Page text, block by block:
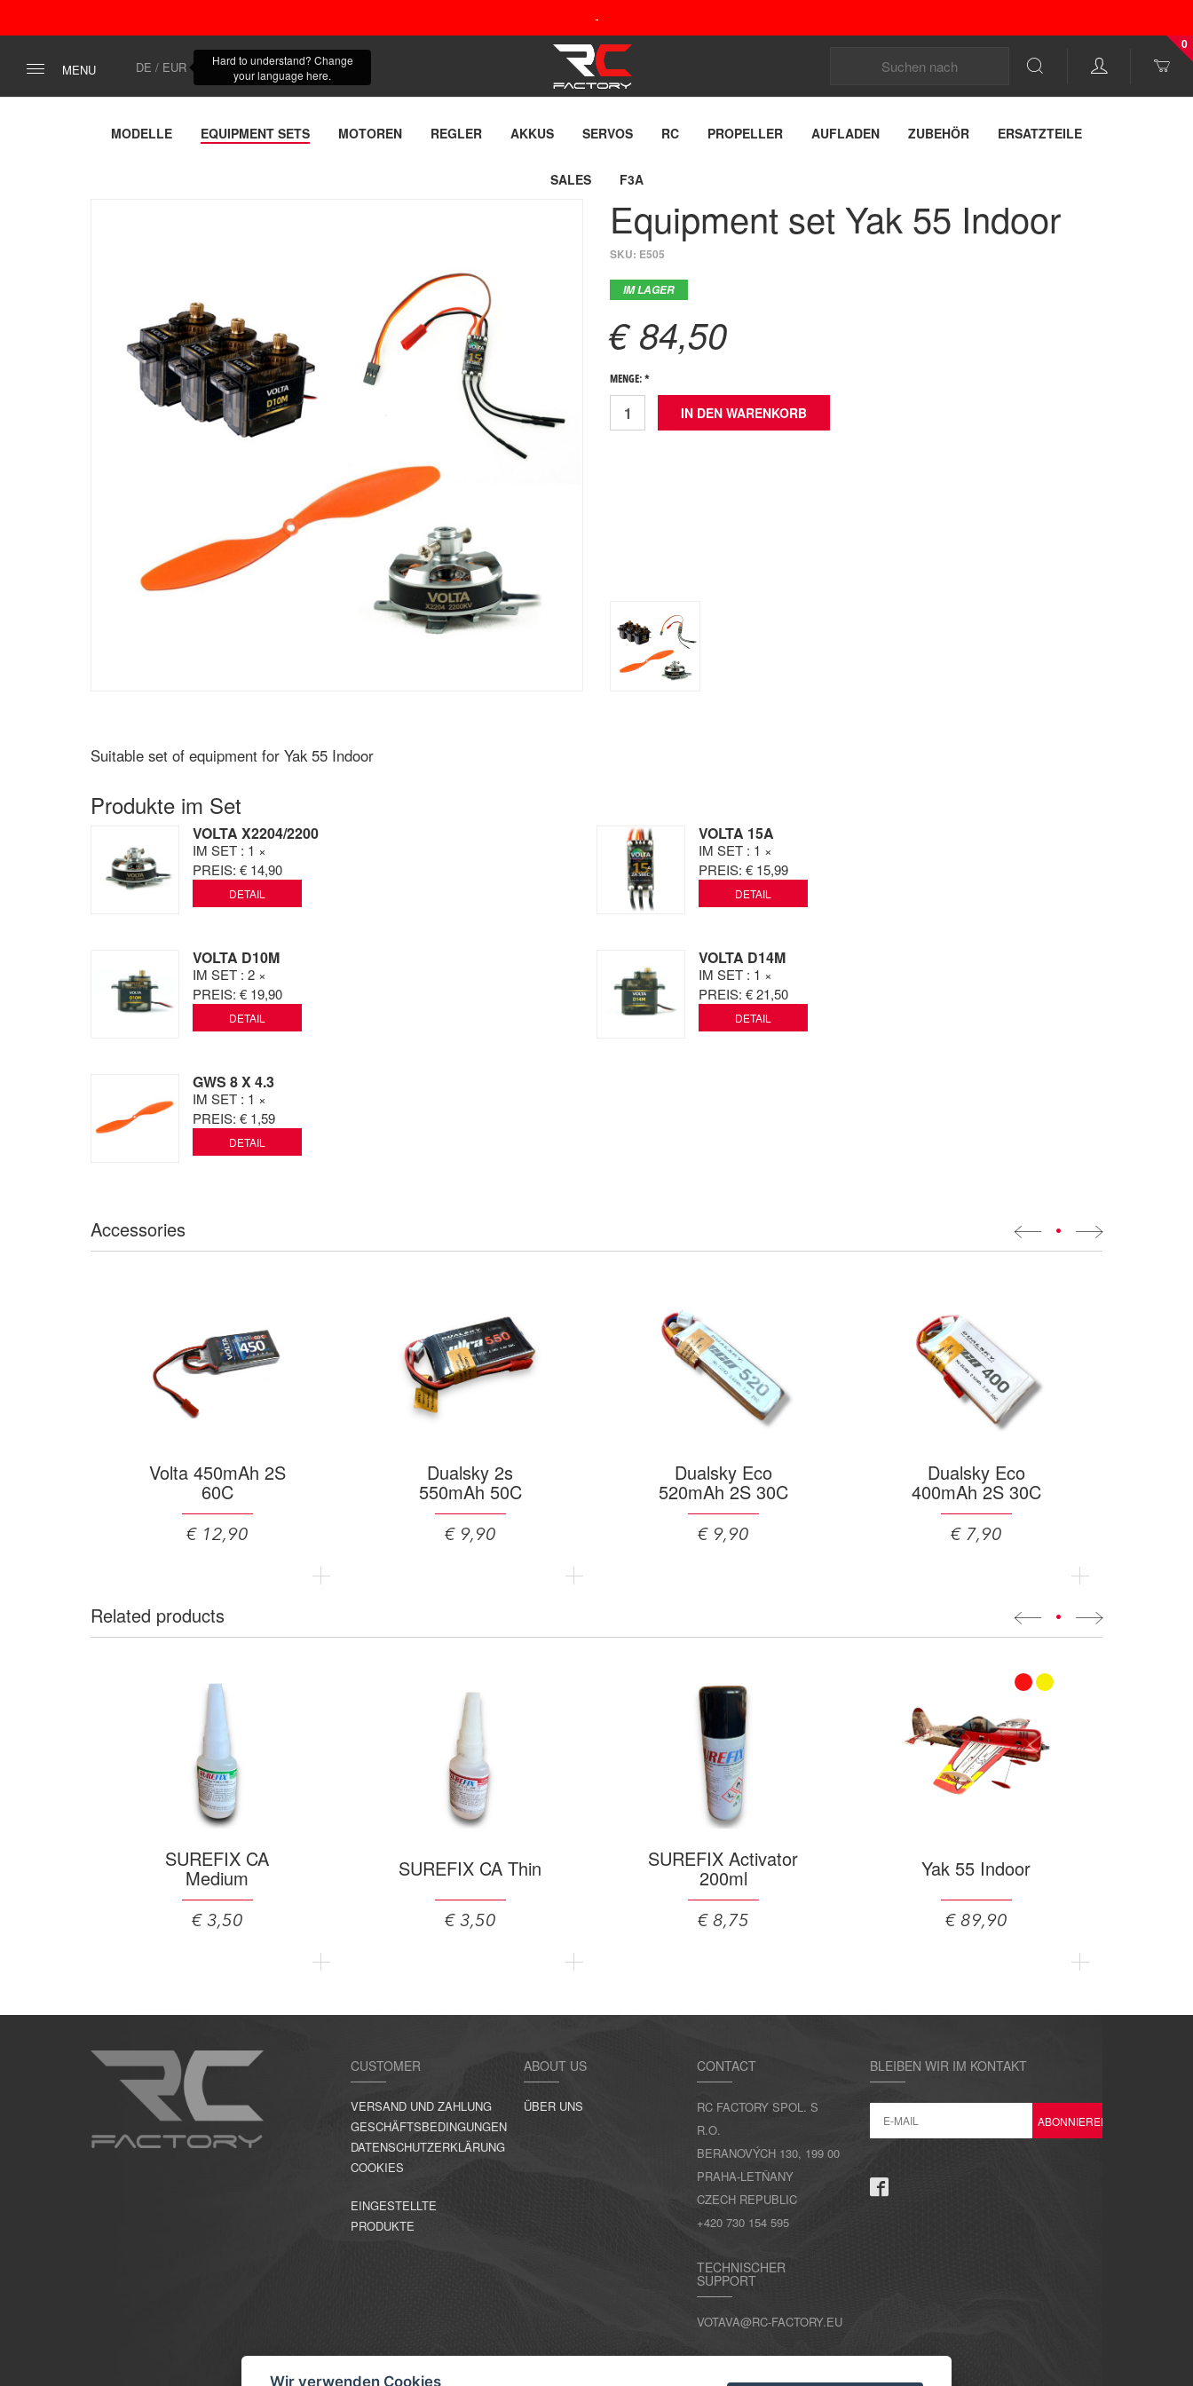
-
MENU DE / EUR
Hard to understand? Change
your language here.
0
MODELLE EQUIPMENT SETS MOTOREN REGLER AKKUS SERVOS RC PROPELLER AUFLADEN ZUBEHÖR ERSATZTEILE
SALES F3A
Equipment set Yak 55 Indoor
SKU: E505
IM LAGER
€ 84,50
MENGE: *
Suitable set of equipment for Yak 55 Indoor
Produkte im Set
VOLTA X2204/2200
IM SET : 1 ×
PREIS: € 14,90
DETAIL
VOLTA 15A
IM SET : 1 ×
PREIS: € 15,99
DETAIL
VOLTA D10M
IM SET : 2 ×
PREIS: € 19,90
DETAIL
VOLTA D14M
IM SET : 1 ×
PREIS: € 21,50
DETAIL
GWS 8 X 4.3
IM SET : 1 ×
PREIS: € 1,59
DETAIL
Accessories •
Volta 450mAh 2S
60C
€ 12,90
Dualsky 2s
550mAh 50C
€ 9,90
Dualsky Eco
520mAh 2S 30C
€ 9,90
Dualsky Eco
400mAh 2S 30C
€ 7,90
Related products •
SUREFIX CA
Medium
€ 3,50
SUREFIX CA Thin
€ 3,50
SUREFIX Activator
200ml
€ 8,75
Yak 55 Indoor
€ 89,90
CUSTOMER
VERSAND UND ZAHLUNG
GESCHÄFTSBEDINGUNGEN
DATENSCHUTZERKLÄRUNG
COOKIES
EINGESTELLTE
PRODUKTE
ABOUT US
ÜBER UNS
CONTACT
RC FACTORY SPOL. S
R.O.
BERANOVÝCH 130, 199 00
PRAHA-LETŇANY
CZECH REPUBLIC
+420 730 154 595
TECHNISCHER
SUPPORT
VOTAVA@RC-FACTORY.EU
BLEIBEN WIR IM KONTAKT
Wir verwenden Cookies